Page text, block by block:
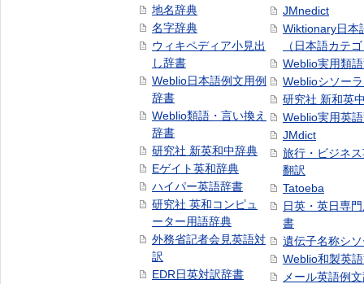
地名辞典
名字辞典
ウィキペディア小見出
し辞書
Weblio日本語例文用例
辞書
Weblio類語・言い換え
辞書
研究社 新英和中辞典
Eゲイト英和辞典
ハイパー英語辞書
研究社 英和コンピュ
ーター用語辞典
外務省記者会見英語対
訳
EDR日英対訳辞書
JMnedict
Wiktionary日本
（日本語カテ
Weblio実用類
Weblioシソー
研究社 新和英
Weblio実用英
JMdict
旅行・ビジネ
翻訳
Tatoeba
日英・英日専
書
遺伝子名称シ
Weblio和製英
メール英語例